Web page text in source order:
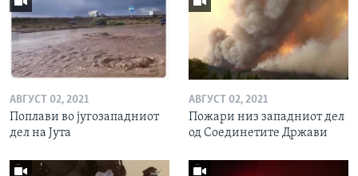
АВГУСТ 02, 2021
Поплави во југозападниот
дел на Јута
АВГУСТ 02, 2021
Пожари низ западниот дел
од Соединетите Држави